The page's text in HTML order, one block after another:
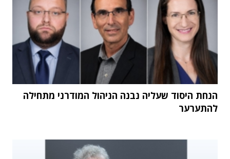
הנחת היסוד שעליה נבנה הניהול המודרני מתחילה
להתערער